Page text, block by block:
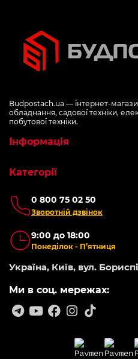
Budpostach.ua — інтернет-
обладнання, садової техніки,
побутової техніки.
0 800 75 02 50
Зворотній дзвінок
9:00 до 18:00
Понеділок - П’ятниця
Україна, Київ, вул.
Ми в соц. мережах:
Інформація
Категорії